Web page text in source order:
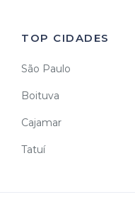
TOP CIDADES
São Paulo
Boituva
Cajamar
Tatuí